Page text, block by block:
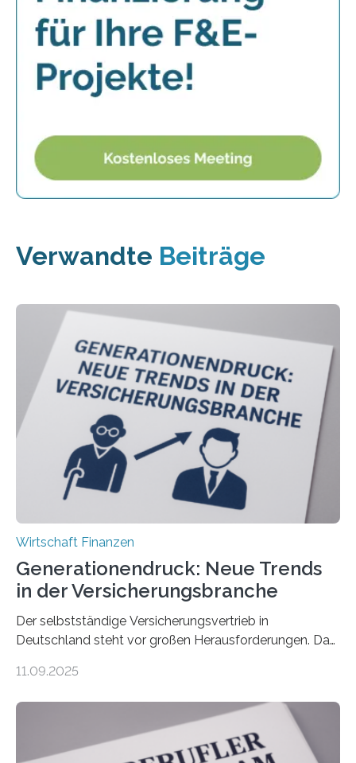
Verwandte Beiträge
Wirtschaft Finanzen
Generationendruck: Neue Trends
in der Versicherungsbranche
Der selbstständige Versicherungsvertrieb in
Deutschland steht vor großen Herausforderungen. Das
Dr. Matthias Beenken und Prof. Dr. Lukas Linnenbrink
Bundesverbands Deutscher Versicherungskaufleute e.V.
durchgeführt haben. Die Studie basiert auf den
Antworten von 1.440 selbstständigen
11.09.2025